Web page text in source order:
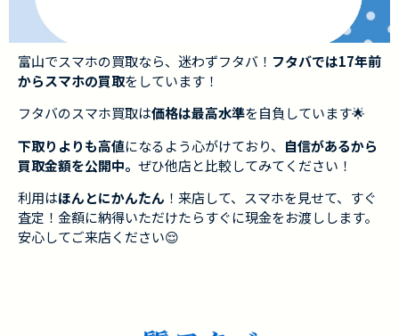
富山でスマホの買取なら、迷わずフタバ！ フタバでは17年前
からスマホの買取をしています！
フタバのスマホ買取は価格は最高水準を自負しています🌟
下取りよりも高値になるよう心がけており、 自信があるから
買取金額を公開中。 ぜひ他店と比較してみてください！
利用はほんとにかんたん ！来店して、スマホを見せて、すぐ
査定！金額に納得いただけたらすぐに現金をお渡しします。
安心してご来店ください😌